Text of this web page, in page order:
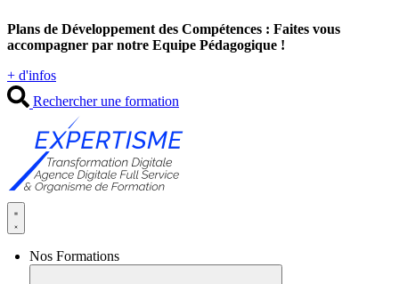
au
contenu
Plans de Développement des Compétences : Faites vous
accompagner par notre Equipe Pédagogique !
+ d'infos
Rechercher une formation
Nos Formations